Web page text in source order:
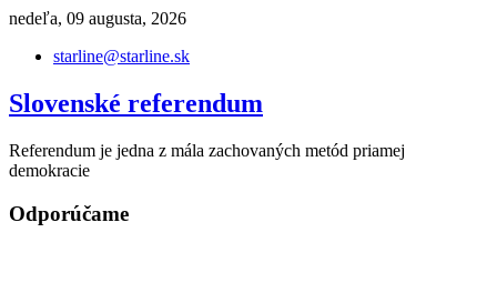
Skip
content
nedeľa, 09 augusta, 2026
starline@starline.sk
Slovenské referendum
Referendum je jedna z mála zachovaných metód priamej
demokracie
Odporúčame